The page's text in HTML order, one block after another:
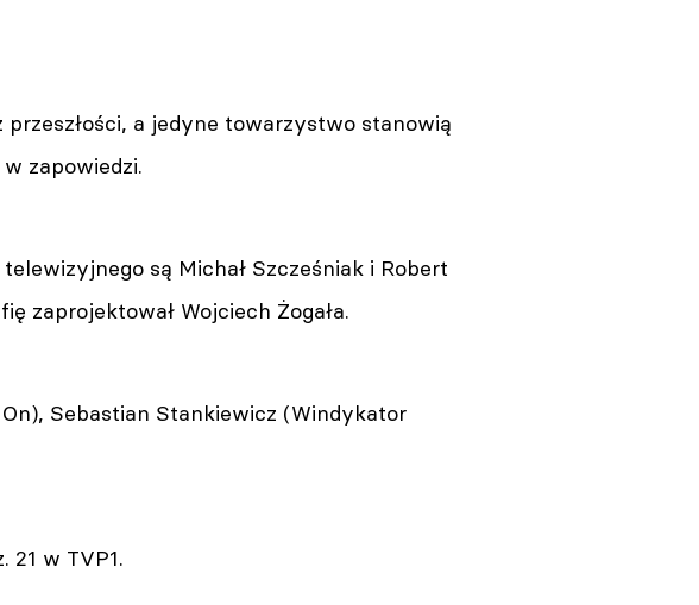
a jedyne towarzystwo stanowią
zapowiedzi.
są Michał Szcześniak i Robert
zaprojektował Wojciech Żogała.
Sebastian Stankiewicz (Windykator
21 w TVP1.